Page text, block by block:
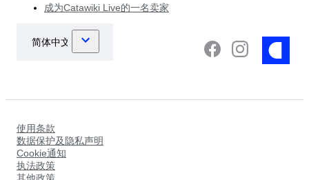
成为Catawiki Live的一名卖家
使用条款
数据保护及隐私声明
Cookie通知
执法政策